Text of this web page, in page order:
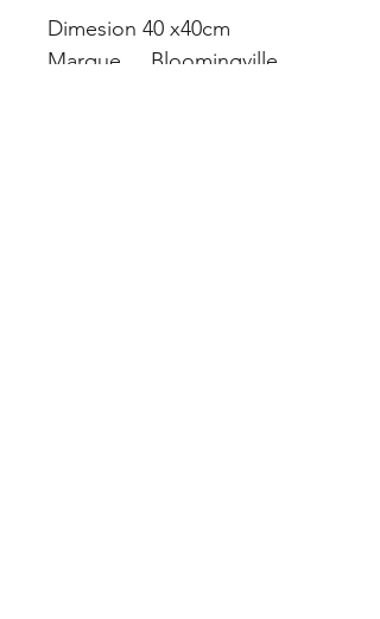
Dimesion 40 x40cm
Marque     Bloomingville